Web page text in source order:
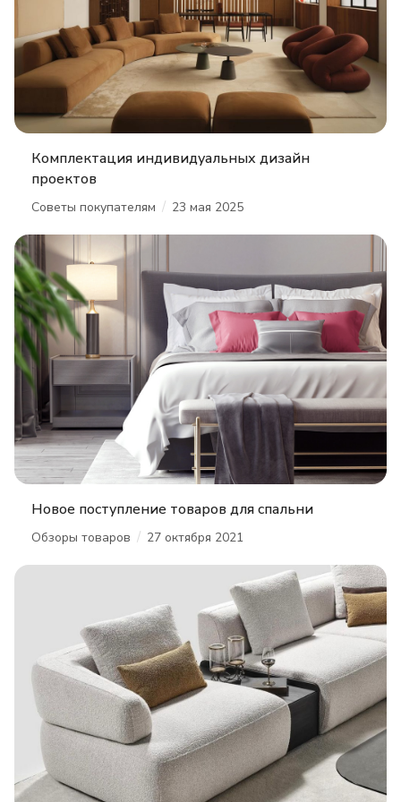
Комплектация индивидуальных дизайн
проектов
Советы покупателям / 23 мая 2025
Новое поступление товаров для спальни
Обзоры товаров / 27 октября 2021